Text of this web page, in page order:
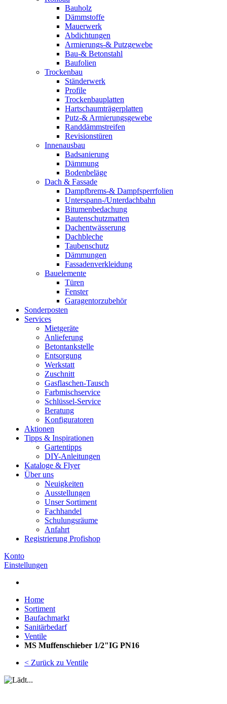
Bauholz
Dämmstoffe
Mauerwerk
Abdichtungen
Armierungs-& Putzgewebe
Bau-& Betonstahl
Baufolien
Trockenbau
Ständerwerk
Profile
Trockenbauplatten
Hartschaumträgerplatten
Putz-& Armierungsgewebe
Randdämmstreifen
Revisionstüren
Innenausbau
Badsanierung
Dämmung
Bodenbeläge
Dach & Fassade
Dampfbrems-& Dampfsperrfolien
Unterspann-/Unterdachbahn
Bitumenbedachung
Bautenschutzmatten
Dachentwässerung
Dachbleche
Taubenschutz
Dämmungen
Fassadenverkleidung
Bauelemente
Türen
Fenster
Garagentorzubehör
Sonderposten
Services
Mietgeräte
Anlieferung
Betontankstelle
Entsorgung
Werkstatt
Zuschnitt
Gasflaschen-Tausch
Farbmischservice
Schlüssel-Service
Beratung
Konfiguratoren
Aktionen
Tipps & Inspirationen
Gartentipps
DIY-Anleitungen
Kataloge & Flyer
Über uns
Neuigkeiten
Ausstellungen
Unser Sortiment
Fachhandel
Schulungsräume
Anfahrt
Registrierung Profishop
Konto
Einstellungen
Home
Sortiment
Baufachmarkt
Sanitärbedarf
Ventile
MS Muffenschieber 1/2"IG PN16
< Zurück zu Ventile